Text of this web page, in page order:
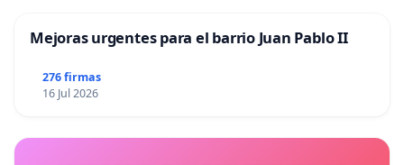
Mejoras urgentes para el barrio Juan Pablo II
276 firmas
16 Jul 2026